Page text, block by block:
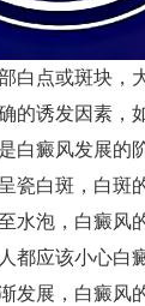
点或斑块，
的诱发因素，
癜风发展的
白斑，白斑
水泡，白癜风
都应该小心白
展，白癜风